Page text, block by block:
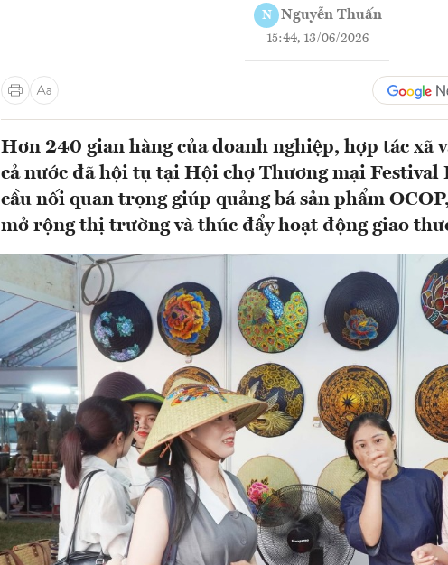
N Nguyễn Thuấn
15:44, 13/06/2026
Hơn 240 gian hàng của doanh nghiệp, hợp tác xã
cả nước đã hội tụ tại Hội chợ Thương mại Festival
cầu nối quan trọng giúp quảng bá sản phẩm
mở rộng thị trường và thúc đẩy hoạt động giao